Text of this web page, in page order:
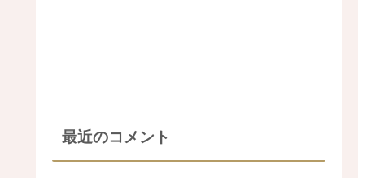
最近のコメント